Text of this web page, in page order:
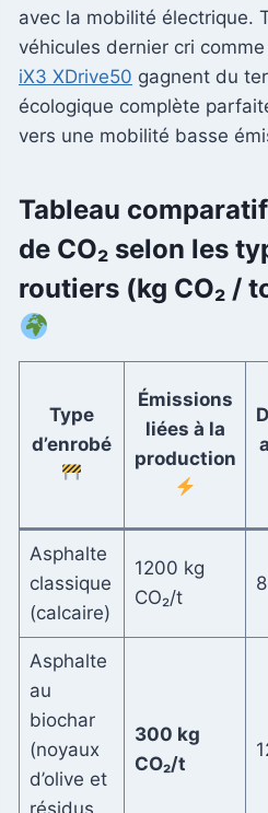
avec la mobilité électrique.
véhicules dernier cri comme
iX3 XDrive50 gagnent du
écologique complète
vers une mobilité basse
Tableau
de CO₂ selon les
routiers (kg CO₂ /
Type
d’enrobé
Émissions
liées à la
production
Asphalte
classique
(calcaire)
1200 kg
CO₂/t
Asphalte
au
biochar
(noyaux
d’olive et
résidus
300 kg
CO₂/t